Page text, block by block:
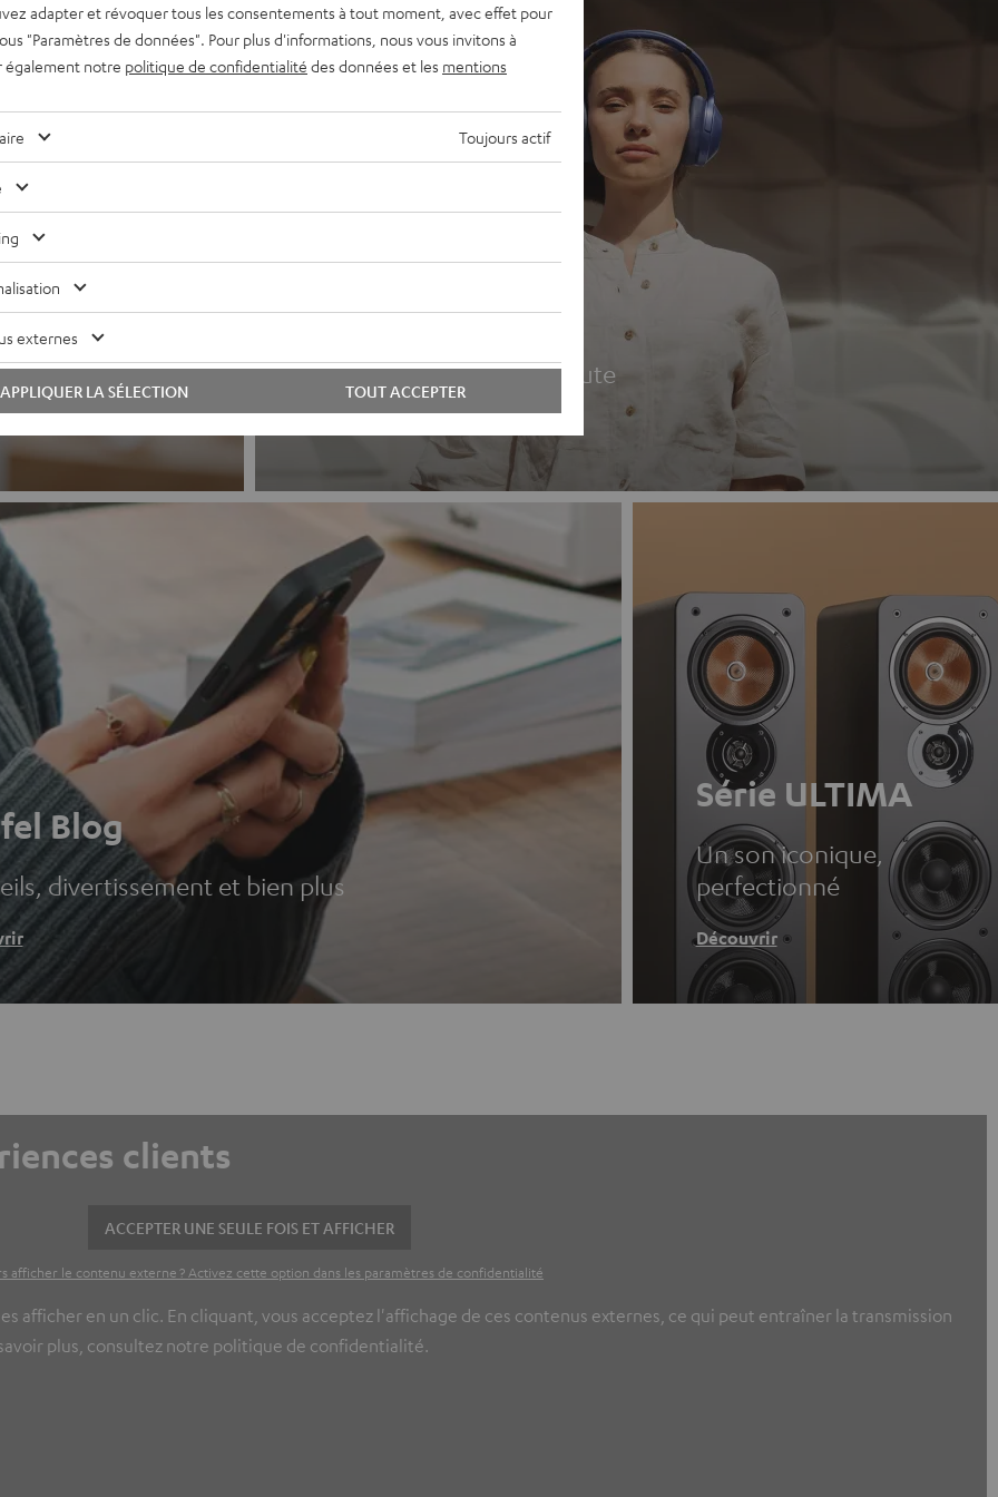
fi et systèmes
Casques audio
Le son Teufel pour la route
Blog
divertissement et bien plus
Série ULTIMA
Un son iconique,
perfectionné
Découvrir
clients
ACCEPTER UNE SEULE FOIS ET AFFICHER
afficher le contenu externe ? Activez cette option dans les paramètres de confidentialité
afficher en un clic. En cliquant, vous acceptez l'affichage de ces contenus externes, ce qui peut entraîner la transmission
plus, consultez notre politique de confidentialité.
adapter et révoquer tous les consentements à tout moment, avec effet pour
"Paramètres de données". Pour plus d'informations, nous vous invitons à
également notre politique de confidentialité des données et les mentions
Toujours actif
externes
TOUT ACCEPTER
APPLIQUER LA SÉLECTION